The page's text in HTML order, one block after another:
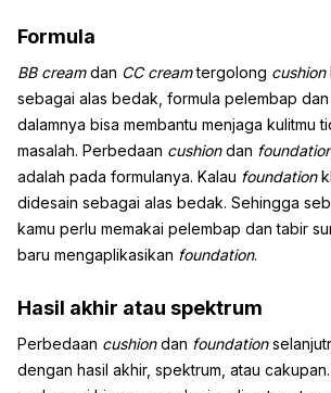
Formula
BB creamdan CC creamtergolong cushion
sebagai alas bedak, formula pelembap
dalamnya bisa membantu menjaga kulitmu
masalah. Perbedaan cushiondan
adalah pada formulanya. Kalau foundation
didesain sebagai alas bedak. Sehingga
kamu perlu memakai pelembap dan tabir
baru mengaplikasikan foundation.
Hasil akhir atau spektrum
Perbedaan cushiondan foundation
dengan hasil akhir, spektrum, atau